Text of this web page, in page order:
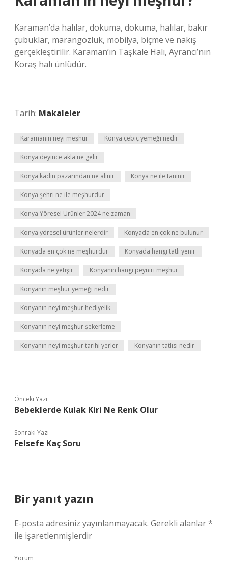
Karaman’da halılar, dokuma, dokuma, halılar, bakır
çubuklar, marangozluk, mobilya, biçme ve nakış
gerçekleştirilir. Karaman’ın Taşkale Halı, Ayrancı’nın
Koraş halı ünlüdür.
Tarih: Makaleler
Karamanın neyi meşhur Konya çebiç yemeği nedir
Konya deyince akla ne gelir
Konya kadın pazarından ne alınır Konya ne ile tanınır
Konya şehri ne ile meşhurdur
Konya Yöresel Ürünler 2024 ne zaman
Konya yöresel ürünler nelerdir Konyada en çok ne bulunur
Konyada en çok ne meşhurdur Konyada hangi tatlı yenir
Konyada ne yetişir Konyanın hangi peyniri meşhur
Konyanın meşhur yemeği nedir
Konyanın neyi meşhur hediyelik
Konyanın neyi meşhur şekerleme
Konyanın neyi meşhur tarihi yerler Konyanın tatlısı nedir
Önceki Yazı
Bebeklerde Kulak Kiri Ne Renk Olur
Sonraki Yazı
Felsefe Kaç Soru
Bir yanıt yazın
E-posta adresiniz yayınlanmayacak. Gerekli alanlar*
ile işaretlenmişlerdir
Yorum